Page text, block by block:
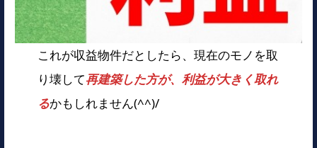
これが収益物件だとしたら、現在のモノを取
り壊して再建築した方が、利益が大きく取れ
るかもしれません(^^)/